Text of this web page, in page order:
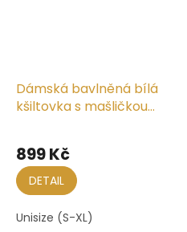
Dámská bavlněná bílá
kšiltovka s mašličkou
899 Kč
DETAIL
Unisize (S-XL)